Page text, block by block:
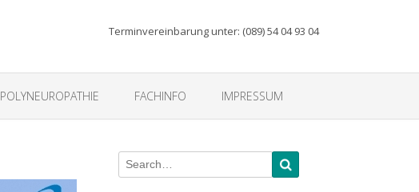
Terminvereinbarung unter: (089) 54 04 93 04
POLYNEUROPATHIE FACHINFO IMPRESSUM